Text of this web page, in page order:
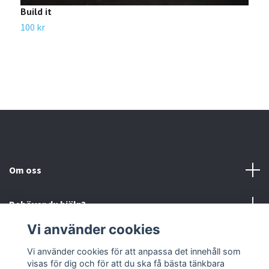
Build it
100 kr
Om oss
Behöver du hjälp?
Läs mer
Vi använder cookies
Vi använder cookies för att anpassa det innehåll som
visas för dig och för att du ska få bästa tänkbara